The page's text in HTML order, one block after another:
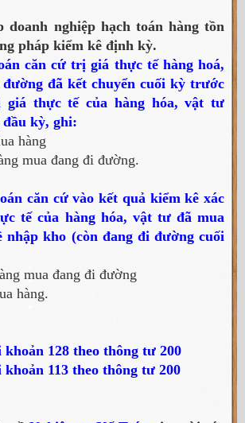
doanh nghiệp hạch toán hàng tồn
pháp kiểm kê định kỳ.
căn cứ trị giá thực tế hàng hoá,
đã kết chuyển cuối kỳ trước
giá thực tế của hàng hóa, vật tư
kỳ, ghi:
hàng
mua đang đi đường.
căn cứ vào kết quả kiểm kê xác
tế của hàng hóa, vật tư đã mua
nhập kho (còn đang đi đường cuối
mua đang đi đường
hàng.
128 theo thông tư 200
113 theo thông tư 200